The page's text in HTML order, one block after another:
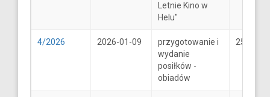
Letnie Kino w
Helu"
4/2026 2026-01-09
przygotowanie i
wydanie
posiłków -
obiadów
25